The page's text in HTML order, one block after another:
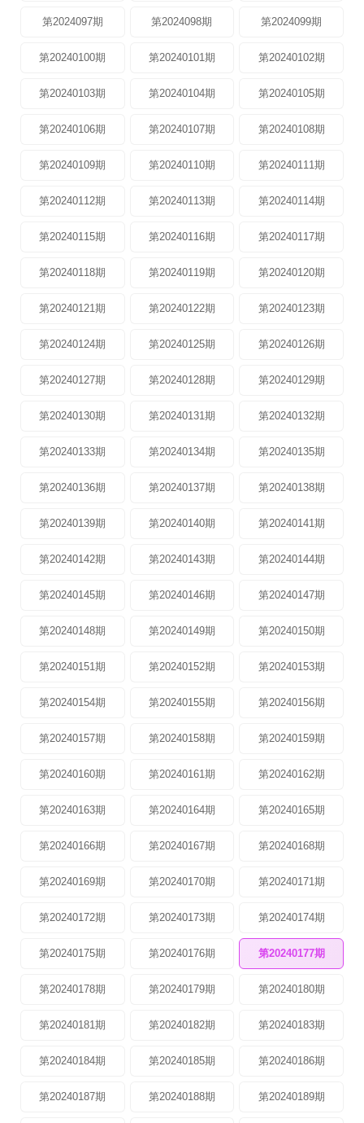
第2024097期 第2024098期 第2024099期
第20240100期 第20240101期 第20240102期
第20240103期 第20240104期 第20240105期
第20240106期 第20240107期 第20240108期
第20240109期 第20240110期 第20240111期
第20240112期 第20240113期 第20240114期
第20240115期 第20240116期 第20240117期
第20240118期 第20240119期 第20240120期
第20240121期 第20240122期 第20240123期
第20240124期 第20240125期 第20240126期
第20240127期 第20240128期 第20240129期
第20240130期 第20240131期 第20240132期
第20240133期 第20240134期 第20240135期
第20240136期 第20240137期 第20240138期
第20240139期 第20240140期 第20240141期
第20240142期 第20240143期 第20240144期
第20240145期 第20240146期 第20240147期
第20240148期 第20240149期 第20240150期
第20240151期 第20240152期 第20240153期
第20240154期 第20240155期 第20240156期
第20240157期 第20240158期 第20240159期
第20240160期 第20240161期 第20240162期
第20240163期 第20240164期 第20240165期
第20240166期 第20240167期 第20240168期
第20240169期 第20240170期 第20240171期
第20240172期 第20240173期 第20240174期
第20240175期 第20240176期 第20240177期
第20240178期 第20240179期 第20240180期
第20240181期 第20240182期 第20240183期
第20240184期 第20240185期 第20240186期
第20240187期 第20240188期 第20240189期